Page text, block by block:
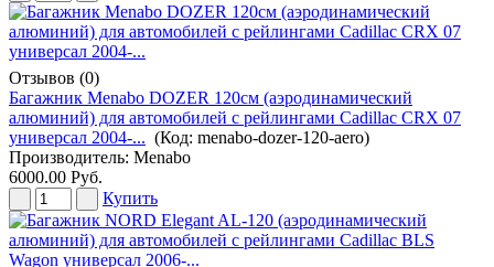
Отзывов (0)
Багажник Menabo DOZER 120см (аэродинамический
алюминий) для автомобилей с рейлингами Cadillac CRX 07
универсал 2004-... (Код: menabo-dozer-120-aero)
Производитель: Menabo
6000.00 Руб.
Купить